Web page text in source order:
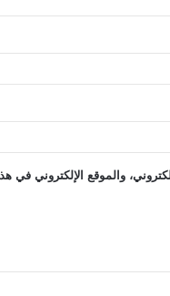
والموقع الإلكتروني في